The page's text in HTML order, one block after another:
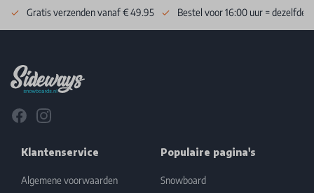
Gratis verzenden vanaf € 49.95 Bestel voor 16:00 uur = dezelfde
FacebookInstagram
Klantenservice
Algemene voorwaarden
Populaire pagina's
Snowboard